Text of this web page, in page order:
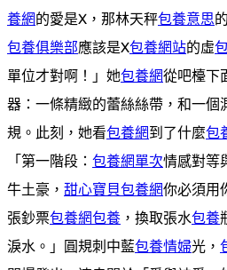
養網的愛是X，那林天秤包養意思
包養俱樂部應該是X包養網站的虛
單位才對啊！」她包養網從吧檯下
器：一條精緻的蕾絲絲帶，和一個
規。此刻，她看包養網到了什麼包
「第一階段： 包養網單次情感對等
牛土豪， 甜心寶貝包養網你必須用
張鈔票包養網包養 ，換取張水包養
淚水。」圓規刺中藍包養情婦光，